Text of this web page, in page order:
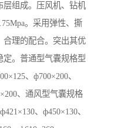
层组成。压风机、钻机
。采用弹性、撕
合理的配合。突出其优
。普通型气囊规格型
、ф700×200、
、通风型气囊规格
、ф450×130、